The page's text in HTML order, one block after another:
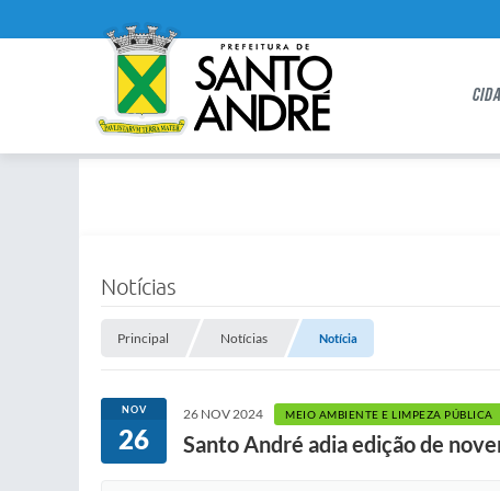
Notícias
Principal Notícias Notícia
NOV
26
26 NOV 2024 MEIO AMBIENTE E LIMPEZA PÚBLICA
Santo André adia edição de